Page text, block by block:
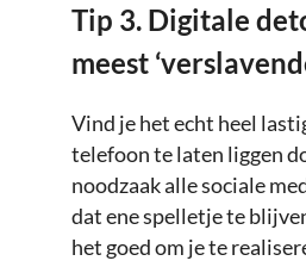
Tip 3. Digitale
meest
Vind je het echt heel
telefoon te laten liggen
noodzaak alle sociale
dat ene spelletje te
het goed om je te